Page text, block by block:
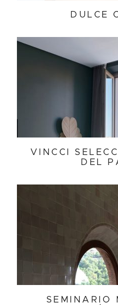
DULCE
VINCCI
DEL
SEMINARIO